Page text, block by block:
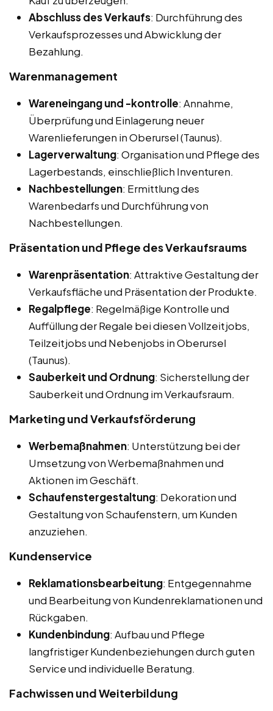
Abschluss des Verkaufs: Durchführung des
Verkaufsprozesses und Abwicklung der
Bezahlung.
Warenmanagement
Wareneingang und -kontrolle: Annahme,
Überprüfung und Einlagerung neuer
Warenlieferungen in Oberursel (Taunus).
Lagerverwaltung: Organisation und Pflege des
Lagerbestands, einschließlich Inventuren.
Nachbestellungen: Ermittlung des
Warenbedarfs und Durchführung von
Nachbestellungen.
Präsentation und Pflege des Verkaufsraums
Warenpräsentation: Attraktive Gestaltung der
Verkaufsfläche und Präsentation der Produkte.
Regalpflege: Regelmäßige Kontrolle und
Auffüllung der Regale bei diesen Vollzeitjobs,
Teilzeitjobs und Nebenjobs in Oberursel
(Taunus).
Sauberkeit und Ordnung: Sicherstellung der
Sauberkeit und Ordnung im Verkaufsraum.
Marketing und Verkaufsförderung
Werbemaßnahmen: Unterstützung bei der
Umsetzung von Werbemaßnahmen und
Aktionen im Geschäft.
Schaufenstergestaltung: Dekoration und
Gestaltung von Schaufenstern, um Kunden
anzuziehen.
Kundenservice
Reklamationsbearbeitung: Entgegennahme
und Bearbeitung von Kundenreklamationen und
Rückgaben.
Kundenbindung: Aufbau und Pflege
langfristiger Kundenbeziehungen durch guten
Service und individuelle Beratung.
Fachwissen und Weiterbildung